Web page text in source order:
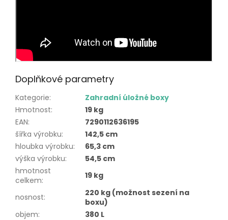
Doplňkové parametry
Kategorie:
Zahradní úložné boxy
Hmotnost:
19 kg
EAN:
7290112636195
šířka výrobku:
142,5 cm
hloubka výrobku:
65,3 cm
výška výrobku:
54,5 cm
hmotnost
celkem: 19 kg
nosnost:
220 kg (možnost sezení na
boxu)
objem:
380 L